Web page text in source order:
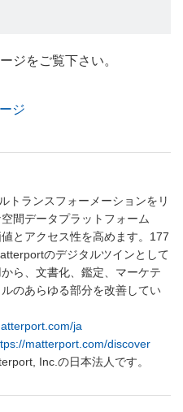
ジをご覧下さい。
ジ
トランスフォーメーションをリ
間データプラットフォーム
とアクセス性を高めます。177
のデジタルツインとして
ら、文書化、鑑定、マーケテ
のあらゆる部分を改善してい
ja
matterport.com/discover
Inc.の日本法人です。